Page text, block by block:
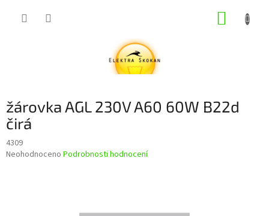
žárovka AGL 230V A60 60W B22d
čirá
4309
Průměrné
Neohodnoceno Podrobnosti hodnocení